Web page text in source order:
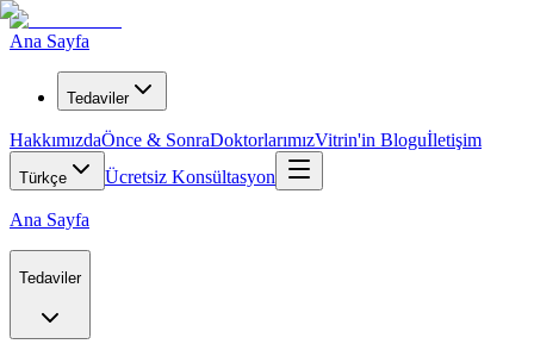
Ana Sayfa
Tedaviler
HakkımızdaÖnce & SonraDoktorlarımızVitrin'in Bloguİletişim
Türkçe Ücretsiz Konsültasyon
Ana Sayfa
Tedaviler